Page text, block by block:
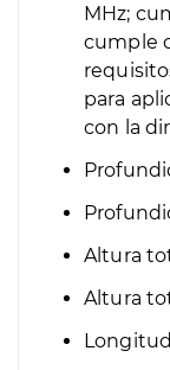
MHz;
cumple
para
con la
Altura
Altura